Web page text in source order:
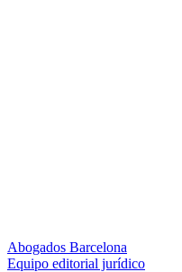
Abogados Barcelona
Equipo editorial jurídico